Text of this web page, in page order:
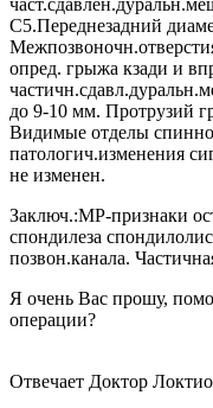
С5.Переднезадний
опред. грыжа кзади и
до 9-10 мм. Протрузий
Видимые отделы
патологич.изменения
не изменен.
Заключ.:МР-признаки
спондилеза
позвон.канала.
Я очень Вас прошу,
операции?
Отвечает Доктор